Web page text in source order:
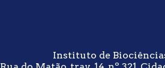
Instituto de